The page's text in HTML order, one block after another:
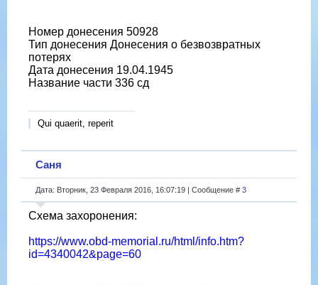
Номер донесения 50928
Тип донесения Донесения о безвозвратных
потерях
Дата донесения 19.04.1945
Название части 336 сд
Qui quaerit, reperit
Саня
Дата: Вторник, 23 Февраля 2016, 16:07:19 | Сообщение # 3
Схема захоронения:
https://www.obd-memorial.ru/html/info.htm?
id=4340042&page=60